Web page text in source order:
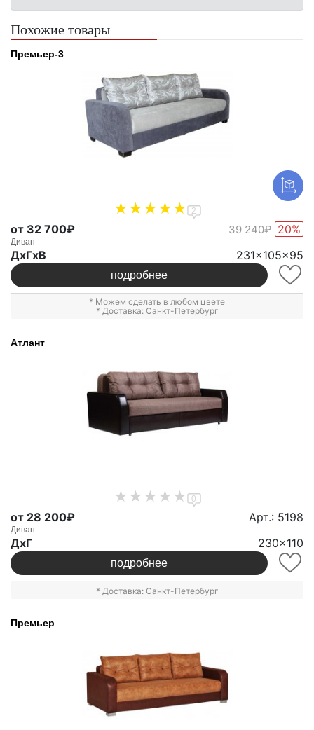
Похожие товары
Премьер-3
2
от 32 700₽ 39 240₽ 20%
Диван
ДxГxВ 231x105x95
подробнее
* Можем сделать в любом цвете
* Доставка: Санкт-Петербург
Атлант
0
от 28 200₽ Арт.: 5198
Диван
ДxГ 230x110
подробнее
* Доставка: Санкт-Петербург
Премьер